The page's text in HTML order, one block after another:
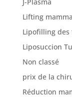
Lifting
Lipofilling des
Liposuccion
Non classé
prix de la
Réduction